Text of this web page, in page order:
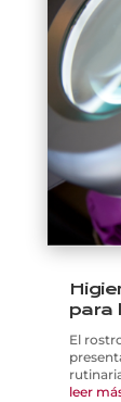
para
El
leer